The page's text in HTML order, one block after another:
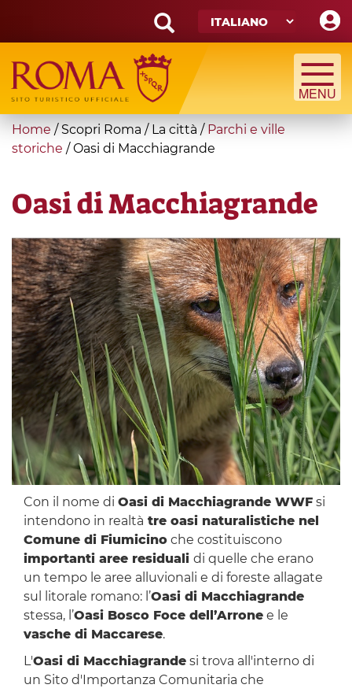
main
content
Search
form
Cerca
You
are
Home / Scopri Roma / La città / Parchi e ville
storiche /Oasi di Macchiagrande
Oasi di Macchiagrande
Con il nome di Oasi di Macchiagrande WWFsi
intendono in realtà tre oasi naturalistiche nel
Comune di Fiumicinoche costituiscono
importanti aree residuali di quelle che erano
un tempo le aree alluvionali e di foreste allagate
sul litorale romano: l’Oasi di Macchiagrande
stessa, l’Oasi Bosco Foce dell’Arronee le
vasche di Maccarese.
L'Oasi di Macchiagrandesi trova all'interno di
un Sito d'Importanza Comunitaria che